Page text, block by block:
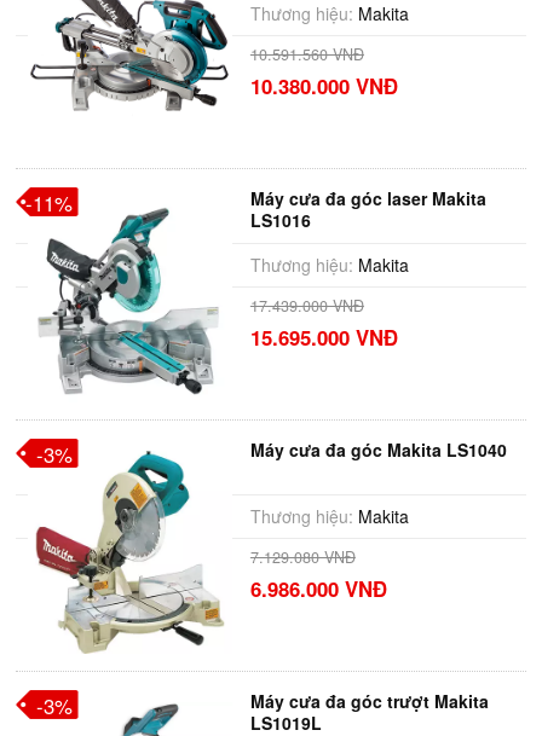
Thương hiệu: Makita
10.591.560 VNĐ
10.380.000 VNĐ
Máy cưa đa góc laser Makita
LS1016
Thương hiệu: Makita
17.439.000 VNĐ
15.695.000 VNĐ
-11%
Máy cưa đa góc Makita LS1040
Thương hiệu: Makita
7.129.080 VNĐ
6.986.000 VNĐ
-3%
Máy cưa đa góc trượt Makita
LS1019L
-3%